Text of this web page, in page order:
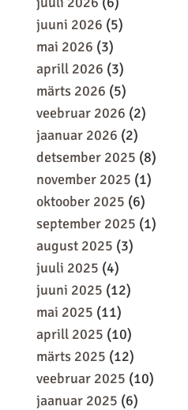
juuni 2026 (5)
mai 2026 (3)
aprill 2026 (3)
märts 2026 (5)
veebruar 2026 (2)
jaanuar 2026 (2)
detsember 2025 (8)
november 2025 (1)
oktoober 2025 (6)
september 2025 (1)
august 2025 (3)
juuli 2025 (4)
juuni 2025 (12)
mai 2025 (11)
aprill 2025 (10)
märts 2025 (12)
veebruar 2025 (10)
jaanuar 2025 (6)